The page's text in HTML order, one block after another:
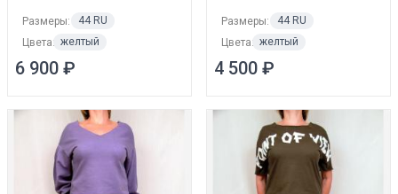
Размеры:
44 RU
Цвета: желтый
6 900 ₽
Размеры:
44 RU
Цвета: желтый
4 500 ₽